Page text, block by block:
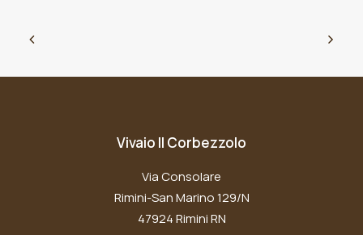
Vivaio Il Corbezzolo
Via Consolare
Rimini-San Marino 129/N
47924 Rimini RN